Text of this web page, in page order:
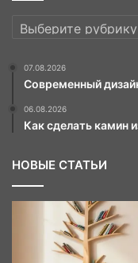
РУБРИКИ
07.08.2026
Современный
06.08.2026
Как сделать камин
НОВЫЕ СТАТЬИ